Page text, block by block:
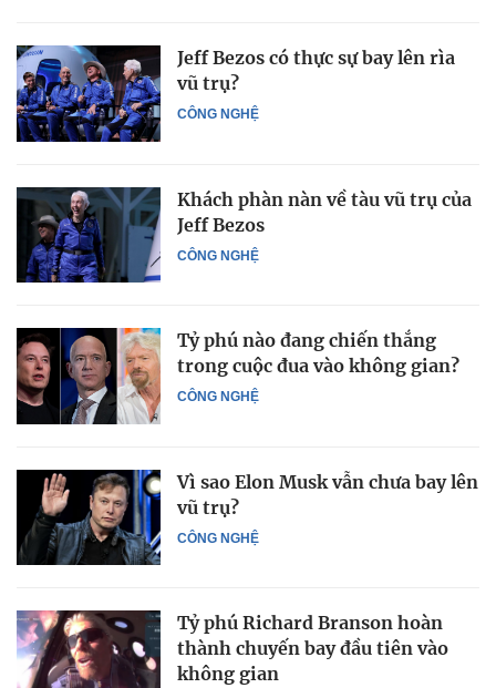
CÔNG NGHỆ
Jeff Bezos có thực sự bay lên rìa
vũ trụ?
CÔNG NGHỆ
Khách phàn nàn về tàu vũ trụ của
Jeff Bezos
CÔNG NGHỆ
Tỷ phú nào đang chiến thắng
trong cuộc đua vào không gian?
CÔNG NGHỆ
Vì sao Elon Musk vẫn chưa bay lên
vũ trụ?
Tỷ phú Richard Branson hoàn
thành chuyến bay đầu tiên vào
không gian